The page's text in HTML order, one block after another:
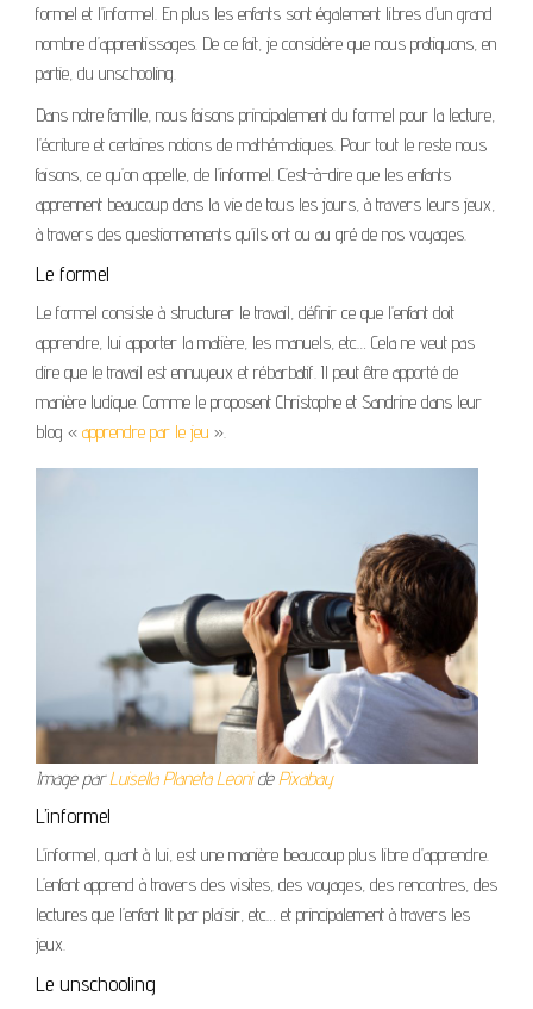
formel et l’informel. En plus les enfants sont également libres d’un grand
nombre d’apprentissages. De ce fait, je considère que nous pratiquons, en
partie, du unschooling.
Dans notre famille, nous faisons principalement du formel pour la lecture,
l’écriture et certaines notions de mathématiques. Pour tout le reste nous
faisons, ce qu’on appelle, de l’informel. C’est-à-dire que les enfants
apprennent beaucoup dans la vie de tous les jours, à travers leurs jeux,
à travers des questionnements qu’ils ont ou au gré de nos voyages.
Le formel
Le formel consiste à structurer le travail, définir ce que l’enfant doit
apprendre, lui apporter la matière, les manuels, etc… Cela ne veut pas
dire que le travail est ennuyeux et rébarbatif. Il peut être apporté de
manière ludique. Comme le proposent Christophe et Sandrine dans leur
blog « apprendre par le jeu ».
Image parLuisella Planeta Leonide Pixabay
L’informel
L’informel, quant à lui, est une manière beaucoup plus libre d’apprendre.
L’enfant apprend à travers des visites, des voyages, des rencontres, des
lectures que l’enfant lit par plaisir, etc… et principalement à travers les
jeux.
Le unschooling